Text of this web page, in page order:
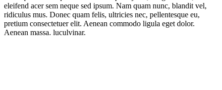
eleifend acer sem neque sed ipsum. Nam quam nunc, blandit vel,
ridiculus mus. Donec quam felis, ultricies nec, pellentesque eu,
pretium consectetuer elit. Aenean commodo ligula eget dolor.
Aenean massa. luculvinar.